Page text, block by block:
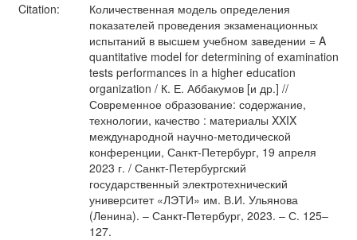
Citation:
Количественная модель определения
показателей проведения экзаменационных
испытаний в высшем учебном заведении = A
quantitative model for determining of examination
tests performances in a higher education
organization / К. Е. Аббакумов [и др.] //
Современное образование: содержание,
технологии, качество : материалы XXIX
международной научно-методической
конференции, Санкт-Петербург, 19 апреля
2023 г. / Санкт-Петербургский
государственный электротехнический
университет «ЛЭТИ» им. В.И. Ульянова
(Ленина). – Санкт-Петербург, 2023. – С. 125–
127.